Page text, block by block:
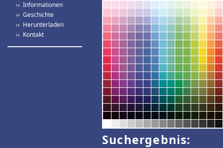
›› Informationen
›› Geschichte
›› Herunterladen
›› Kontakt
Suchergebnis: